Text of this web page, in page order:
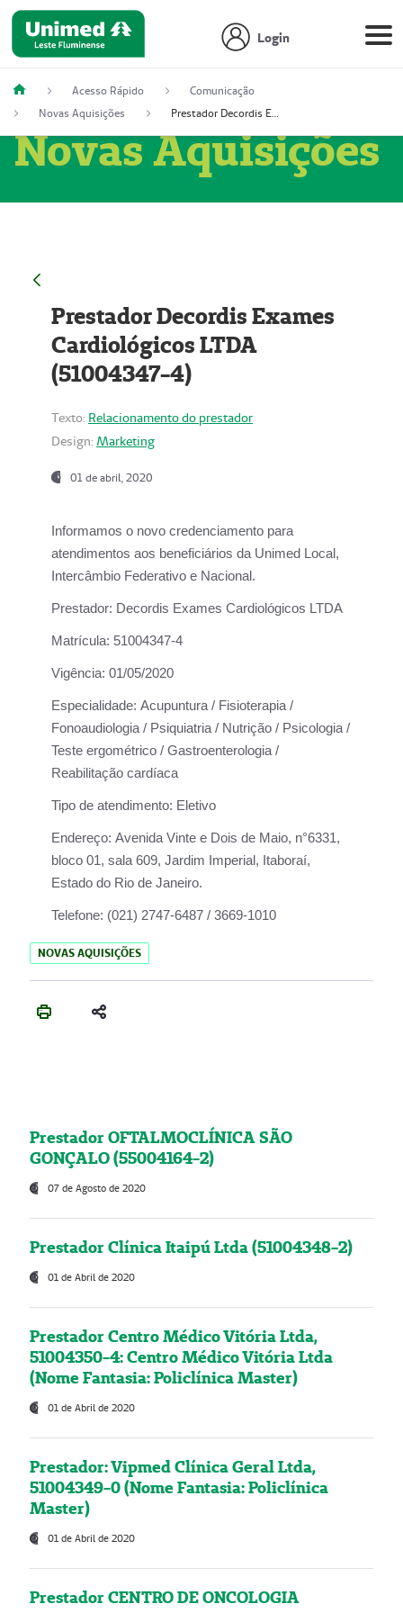
Login
Acesso Rápido
Comunicação
Novas Aquisições
Prestador Decordis Exames Cardiológicos LTDA (51004347-4)
Novas Aquisições
Prestador Decordis Exames
Cardiológicos LTDA
(51004347-4)
Texto: Relacionamento do prestador
Design: Marketing
01 de abril, 2020
Informamos o novo credenciamento para
atendimentos aos beneficiários da Unimed Local,
Intercâmbio Federativo e Nacional.
Prestador: Decordis Exames Cardiológicos LTDA
Matrícula: 51004347-4
Vigência: 01/05/2020
Especialidade: Acupuntura / Fisioterapia /
Fonoaudiologia / Psiquiatria / Nutrição / Psicologia /
Teste ergométrico / Gastroenterologia /
Reabilitação cardíaca
Tipo de atendimento: Eletivo
Endereço: Avenida Vinte e Dois de Maio, n°6331,
bloco 01, sala 609, Jardim Imperial, Itaboraí,
Estado do Rio de Janeiro.
Telefone: (021) 2747-6487 / 3669-1010
NOVAS AQUISIÇÕES
Prestador OFTALMOCLÍNICA SÃO
GONÇALO (55004164-2)
07 de Agosto de 2020
Prestador Clínica Itaipú Ltda (51004348-2)
01 de Abril de 2020
Prestador Centro Médico Vitória Ltda,
51004350-4: Centro Médico Vitória Ltda
(Nome Fantasia: Policlínica Master)
01 de Abril de 2020
Prestador: Vipmed Clínica Geral Ltda,
51004349-0 (Nome Fantasia: Policlínica
Master)
01 de Abril de 2020
Prestador CENTRO DE ONCOLOGIA